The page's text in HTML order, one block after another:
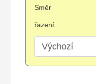
Směr
řazení: